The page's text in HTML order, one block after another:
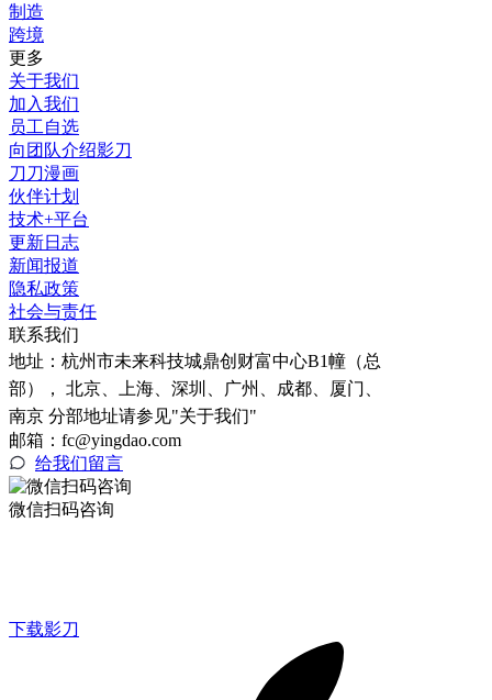
制造
跨境
更多
关于我们
加入我们
员工自选
向团队介绍影刀
刀刀漫画
伙伴计划
技术+平台
更新日志
新闻报道
隐私政策
社会与责任
联系我们
地址： 杭州市未来科技城鼎创财富中心B1幢（总
部）， 北京、上海、深圳、广州、成都、厦门、
南京 分部地址请参见"关于我们"
邮箱：fc@yingdao.com
给我们留言
微信扫码咨询
下载影刀